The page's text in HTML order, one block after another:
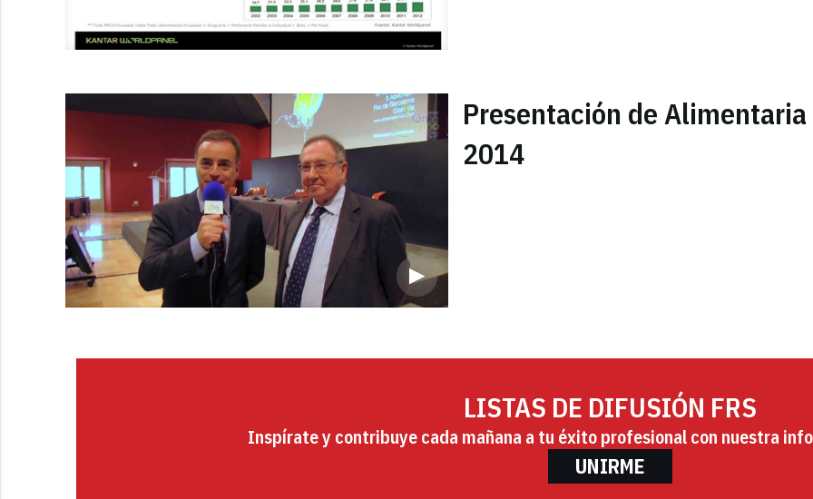
Presentación de Alimentaria
2014
LISTAS DE DIFUSIÓN FRS
Inspírate y contribuye cada mañana a tu éxito profesional con nuestra
UNIRME